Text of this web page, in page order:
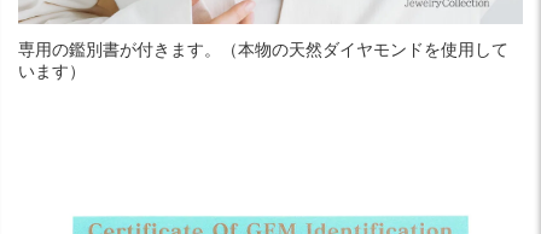
専用の鑑別書が付きます。（本物の天然ダイヤモンドを使用して
います）